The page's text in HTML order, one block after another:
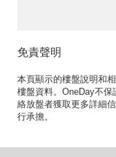
免責聲明
本頁顯示的樓盤說明和
樓盤資料。OneDay不
絡放盤者獲取更多詳細
行承擔。